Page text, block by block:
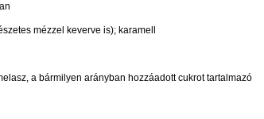
mézzel keverve is); karamell
a bármilyen arányban hozzáadott cukrot tartalmazó